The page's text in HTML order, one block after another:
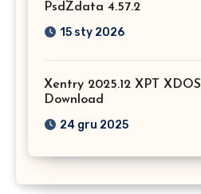
PsdZdata 4.57.2
15 sty 2026
Xentry 2025.12 XPT XDOS
Download
24 gru 2025